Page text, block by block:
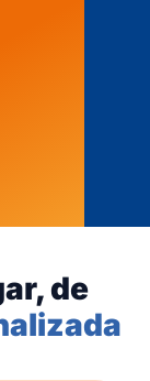
de